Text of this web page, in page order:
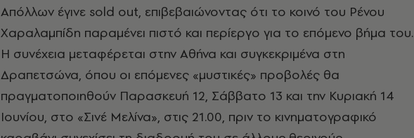
Απόλλων έγινε sold out, επιβεβαιώνοντας ότι το κοινό του Ρένου
Χαραλαμπίδη παραμένει πιστό και περίεργο για το επόμενο βήμα του.
Η συνέχεια μεταφέρεται στην Αθήνα και συγκεκριμένα στη
Δραπετσώνα, όπου οι επόμενες «μυστικές» προβολές θα
πραγματοποιηθούν Παρασκευή 12, Σάββατο 13 και την Κυριακή 14
Ιουνίου, στο «Σινέ Μελίνα», στις 21.00, πριν το κινηματογραφικό